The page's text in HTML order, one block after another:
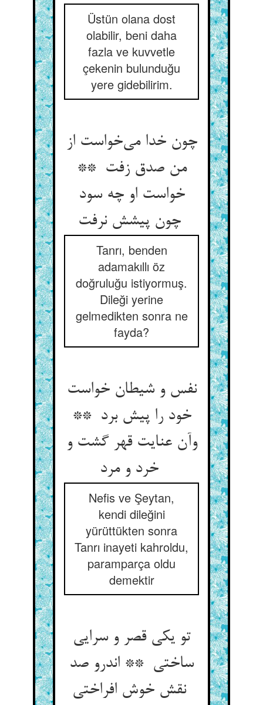
Üstün olana dost
olabilir, beni daha
fazla ve kuvvetle
çekenin bulunduğu
yere gidebilirim.
چون خدا می‌خواست از
من صدق زفت **
خواست او چه سود
چون پیشش نرفت
Tanrı, benden
adamakıllı öz
doğruluğu istiyormuş.
Dileği yerine
gelmedikten sonra ne
fayda?
نفس و شیطان خواست
خود را پیش برد **
وآن عنایت قهر گشت و
Nefis ve Şeytan,
kendi dileğini
yürüttükten sonra
Tanrı inayeti kahroldu,
paramparça oldu
demektir
تو یکی قصر و سرایی
ساختی ** اندرو صد
نقش خوش افراختی